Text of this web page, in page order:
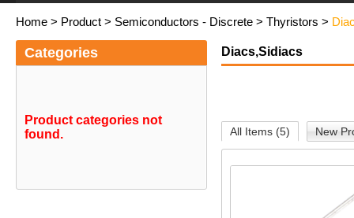
Home > Product > Semiconductors - Discrete > Thyristors >
Categories
Product categories not
found.
Diacs,Sidiacs
All Items (5) New